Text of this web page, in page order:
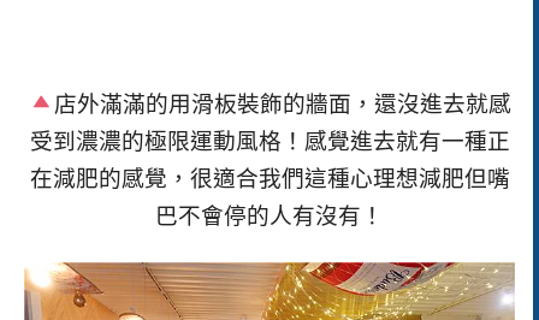
店外滿滿的用滑板裝飾的牆面，還沒進去就感
受到濃濃的極限運動風格！感覺進去就有一種正
在減肥的感覺，很適合我們這種心理想減肥但嘴
巴不會停的人有沒有！